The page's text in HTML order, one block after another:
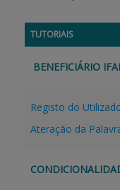
TUTORIAIS
BENEFICIÁRIO
Registo do
Ateração da